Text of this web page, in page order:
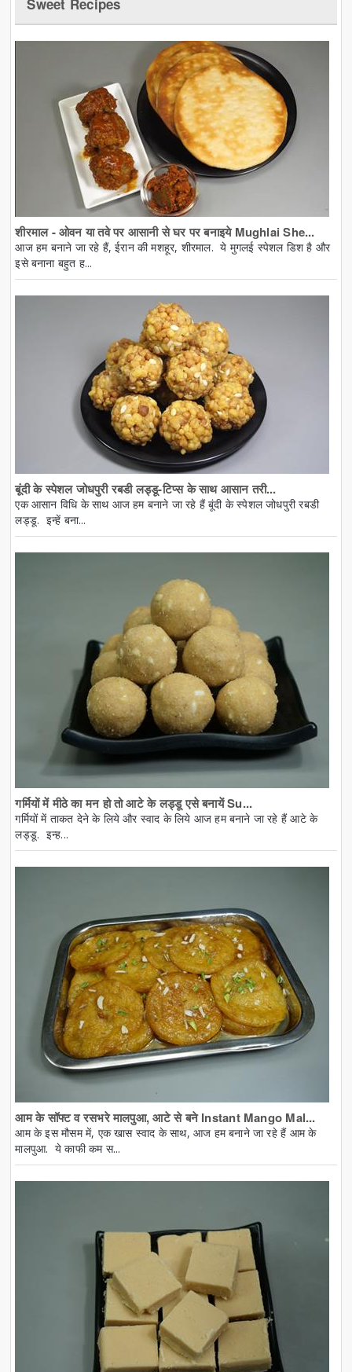
Sweet Recipes
शीरमाल - ओवन या तवे पर आसानी से घर पर बनाइये Mughlai She...
आज हम बनाने जा रहे हैं, ईरान की मशहूर, शीरमाल. ये मुगलई स्पेशल डिश है और
इसे बनाना बहुत ह...
बूंदी के स्पेशल जोधपुरी रबडी लड्डू-टिप्स के साथ आसान तरी...
एक आसान विधि के साथ आज हम बनाने जा रहे हैं बूंदी के स्पेशल जोधपुरी रबडी
लड्डू. इन्हें बना...
गर्मियों में मीठे का मन हो तो आटे के लड्डू एसे बनायें Su...
गर्मियों में ताकत देने के लिये और स्वाद के लिये आज हम बनाने जा रहे हैं आटे के
लड्डू. इन्ह...
आम के सॉफ्ट व रसभरे मालपुआ, आटे से बने Instant Mango Mal...
आम के इस मौसम में, एक खास स्वाद के साथ, आज हम बनाने जा रहे हैं आम के
मालपुआ. ये काफी कम स...